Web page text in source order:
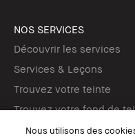
NOS SERVICES
Découvrir les services
Services & Leçons
Trouvez votre teinte
Trouvez votre fond de
Tutos maquillage
Nous utilisons des